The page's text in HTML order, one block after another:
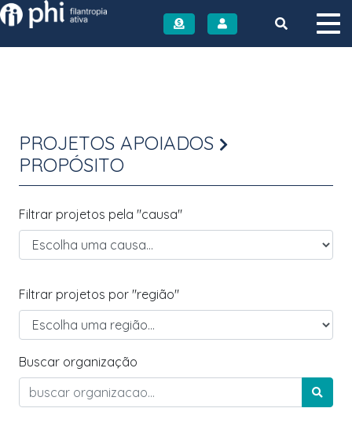
Instituto PHI
PROJETOS APOIADOS
PROPÓSITO
Filtrar projetos pela "causa"
Filtrar projetos por "região"
Buscar organização